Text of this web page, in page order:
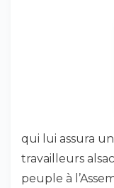
qui lui assura
travailleurs
peuple à